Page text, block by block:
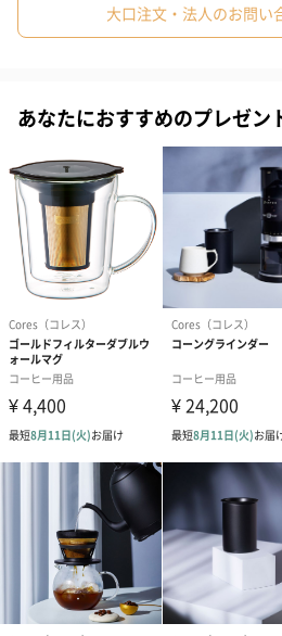
ないでいます。
その境目を消す作業は人の手によっ
日本最大の陶磁器生産地で作られ
日本最大の陶磁器生産地として知られ
「キキマグ」は、この地で古くから
ます。
美農焼きは岐阜県で生産される陶磁器
統的工芸品に指定されているだけでも
なめらかでしっとりとした質感で、磁
なクラフト感のある質感が魅力です。
磁器製なので電子レンジや食器洗浄
選べる4色のカラーバリエーショ
#お礼 #お祝い #父の日
#結婚祝い×男子中学生 #結婚祝い×小
#結婚祝い×取引先男性 #結婚祝い×義
#結婚祝い×部下男性 #結婚祝い×男子
#結婚祝い×同僚男性 #結婚祝い×上司
#結婚祝い×祖母
#結婚祝い×妻 #結婚祝い×夫 #結
#結婚祝い×男性 #結婚祝い×彼氏
#男子中学生 #小学生高学年の男の子
#部下男性 #男子大学生
#祖母 #母親 #妻
#男性 #彼氏 #上司女性 #20代
#40代 #50代
大口注文・法人のお問い
あなたにおすすめのプレゼン